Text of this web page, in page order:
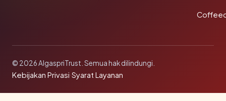
© 2026 AlgaspriTrust. Semua hak dilindungi.
Kebijakan Privasi·Syarat Layanan